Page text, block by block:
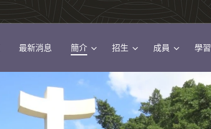
最新消息 簡介 招生 成員 學習